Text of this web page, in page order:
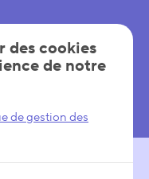
des cookies
de notre
de gestion des